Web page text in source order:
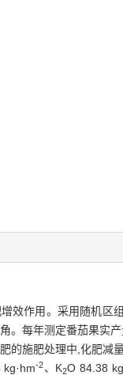
效作用。采用随机区
。每年测定番茄果实产
的施肥处理中,化肥减
-2、K2O 84.38